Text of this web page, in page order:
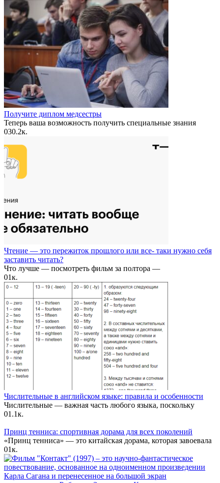
Получите диплом медсестры
Теперь ваша возможность получить специальные знания
030.2к.
Чтение — это пережиток прошлого или все- таки нужно себя
заставить читать?
Что лучше — посмотреть фильм за полтора —
01к.
Числительные в английском языке: правила и особенности
Числительные — важная часть любого языка, поскольку
01.1к.
Принц тенниса: спортивная дорама для всех поколений
«Принц тенниса» — это китайская дорама, которая завоевала
01к.